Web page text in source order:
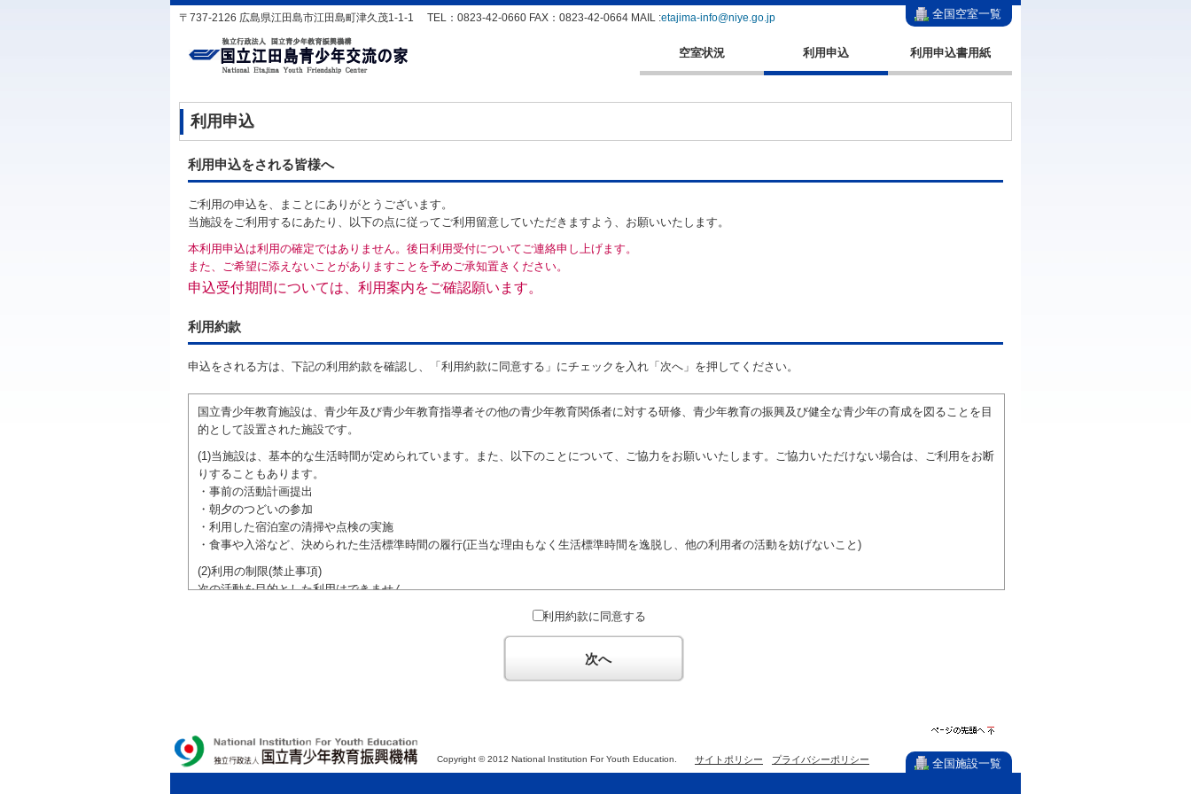
全国空室一覧
〒737-2126 広島県江田島市江田島町津久茂1-1-1 TEL：0823-42-0660 FAX：0823-42-0664 MAIL :etajima-info@niye.go.jp
空室状況 利用申込 利用申込書用紙
利用申込
利用申込をされる皆様へ
ご利用の申込を、まことにありがとうございます。
当施設をご利用するにあたり、以下の点に従ってご利用留意していただきますよう、お願いいたします。
本利用申込は利用の確定ではありません。後日利用受付についてご連絡申し上げます。
また、ご希望に添えないことがありますことを予めご承知置きください。
申込受付期間については、利用案内をご確認願います。
利用約款
申込をされる方は、下記の利用約款を確認し、「利用約款に同意する」にチェックを入れ「次へ」を押してください。
国立青少年教育施設は、青少年及び青少年教育指導者その他の青少年教育関係者に対する研修、青少年教育の振興及び健全な青少年の育成を図ることを目
的として設置された施設です。
(1)当施設は、基本的な生活時間が定められています。また、以下のことについて、ご協力をお願いいたします。ご協力いただけない場合は、ご利用をお断
りすることもあります。
・事前の活動計画提出
・朝夕のつどいの参加
・利用した宿泊室の清掃や点検の実施
・食事や入浴など、決められた生活標準時間の履行(正当な理由もなく生活標準時間を逸脱し、他の利用者の活動を妨げないこと)
(2)利用の制限(禁止事項)
次の活動を目的とした利用はできません。
●特定の政党を支持、またはこれに反対するための政治教育その他の政治的活動を目的とした利用
●特定の宗教を支持、またはこれに反対するための宗教教育その他の宗教的活動を目的とした利用(団体が施設内及び施設を利用しながら他の利用者と、地
域での勧誘活動を行ったり、自らの団体の活動をアピールする活動等)
ご利用に際しては、本約款や定められた決まりやマナーを守るとともに、他の利用団体の迷惑とならないようご協力ください。
利用約款に同意する
次へ
頭へ
Copyright © 2012 National Institution For Youth Education. サイトポリシー プライバシーポリシー 全国施設一覧